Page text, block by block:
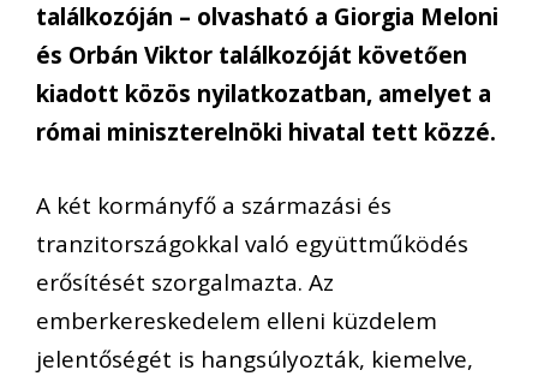
találkozóján – olvasható a Giorgia Meloni
és Orbán Viktor találkozóját követően
kiadott közös nyilatkozatban, amelyet a
római miniszterelnöki hivatal tett közzé.
A két kormányfő a származási és
tranzitországokkal való együttműködés
erősítését szorgalmazta. Az
emberkereskedelem elleni küzdelem
jelentőségét is hangsúlyozták, kiemelve,